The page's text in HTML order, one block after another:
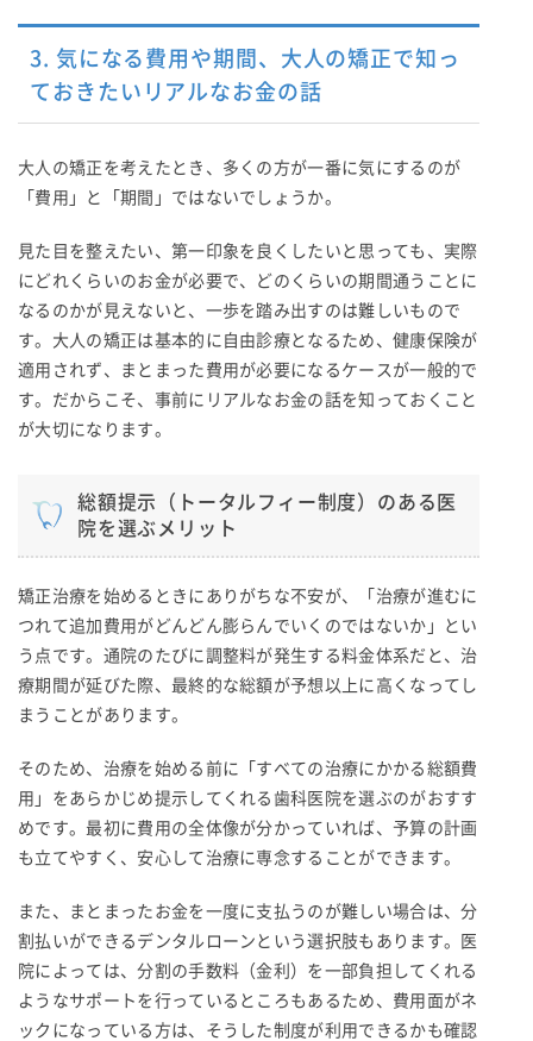
3. 気になる費用や期間、大人の矯正で知っ
ておきたいリアルなお金の話
大人の矯正を考えたとき、多くの方が一番に気にするのが
「費用」と「期間」ではないでしょうか。
見た目を整えたい、第一印象を良くしたいと思っても、実際
にどれくらいのお金が必要で、どのくらいの期間通うことに
なるのかが見えないと、一歩を踏み出すのは難しいもので
す。大人の矯正は基本的に自由診療となるため、健康保険が
適用されず、まとまった費用が必要になるケースが一般的で
す。だからこそ、事前にリアルなお金の話を知っておくこと
が大切になります。
総額提示（トータルフィー制度）のある医
院を選ぶメリット
矯正治療を始めるときにありがちな不安が、「治療が進むに
つれて追加費用がどんどん膨らんでいくのではないか」とい
う点です。通院のたびに調整料が発生する料金体系だと、治
療期間が延びた際、最終的な総額が予想以上に高くなってし
まうことがあります。
そのため、治療を始める前に「すべての治療にかかる総額費
用」をあらかじめ提示してくれる歯科医院を選ぶのがおすす
めです。最初に費用の全体像が分かっていれば、予算の計画
も立てやすく、安心して治療に専念することができます。
また、まとまったお金を一度に支払うのが難しい場合は、分
割払いができるデンタルローンという選択肢もあります。医
院によっては、分割の手数料（金利）を一部負担してくれる
ようなサポートを行っているところもあるため、費用面がネ
ックになっている方は、そうした制度が利用できるかも確認